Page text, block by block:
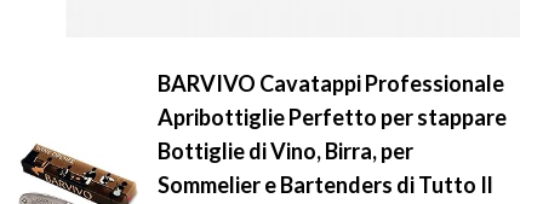
BARVIVO Cavatappi Professionale
Apribottiglie Perfetto per stappare
Bottiglie di Vino, Birra, per
Sommelier e Bartenders di Tutto Il